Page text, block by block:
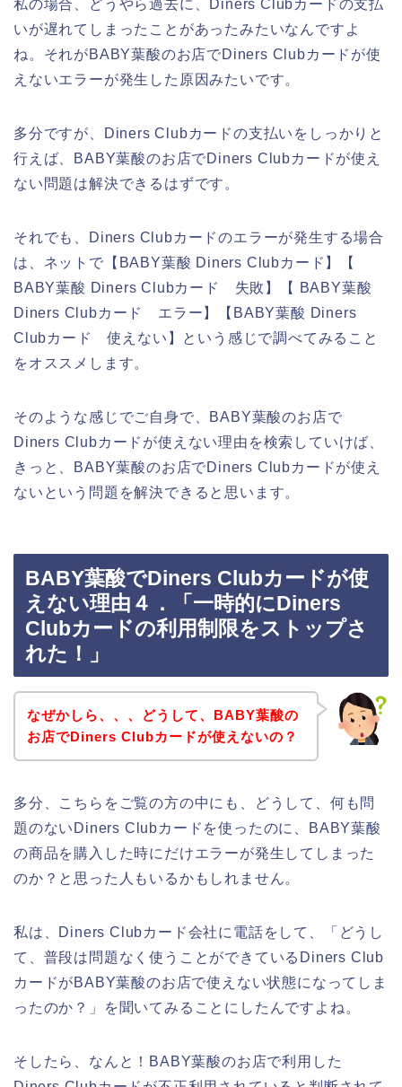
私の場合、どうやら過去に、Diners Clubカードの支払
いが遅れてしまったことがあったみたいなんですよ
ね。それがBABY葉酸のお店でDiners Clubカードが使
えないエラーが発生した原因みたいです。
多分ですが、Diners Clubカードの支払いをしっかりと
行えば、BABY葉酸のお店でDiners Clubカードが使え
ない問題は解決できるはずです。
それでも、Diners Clubカードのエラーが発生する場合
は、ネットで【BABY葉酸 Diners Clubカード】【
BABY葉酸 Diners Clubカード 失敗】【 BABY葉酸
Diners Clubカード エラー】【BABY葉酸 Diners
Clubカード 使えない】という感じで調べてみること
をオススメします。
そのような感じでご自身で、BABY葉酸のお店で
Diners Clubカードが使えない理由を検索していけば、
きっと、BABY葉酸のお店でDiners Clubカードが使え
ないという問題を解決できると思います。
BABY葉酸でDiners Clubカードが使
えない理由４．「一時的にDiners
Clubカードの利用制限をストップさ
れた！」
なぜかしら、、、どうして、BABY葉酸の
お店でDiners Clubカードが使えないの？
多分、こちらをご覧の方の中にも、どうして、何も問
題のないDiners Clubカードを使ったのに、BABY葉酸
の商品を購入した時にだけエラーが発生してしまった
のか？と思った人もいるかもしれません。
私は、Diners Clubカード会社に電話をして、「どうし
て、普段は問題なく使うことができているDiners Club
カードがBABY葉酸のお店で使えない状態になってしま
ったのか？」を聞いてみることにしたんですよね。
そしたら、なんと！BABY葉酸のお店で利用した